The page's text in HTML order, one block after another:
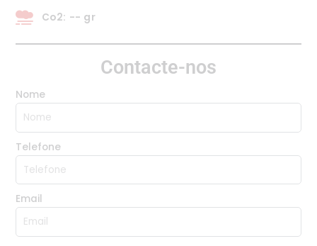
Co2: -- gr
Contacte-nos
Nome
Telefone
Email